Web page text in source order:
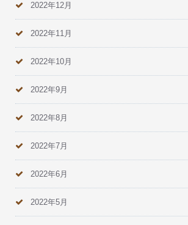
2022年12月
2022年11月
2022年10月
2022年9月
2022年8月
2022年7月
2022年6月
2022年5月